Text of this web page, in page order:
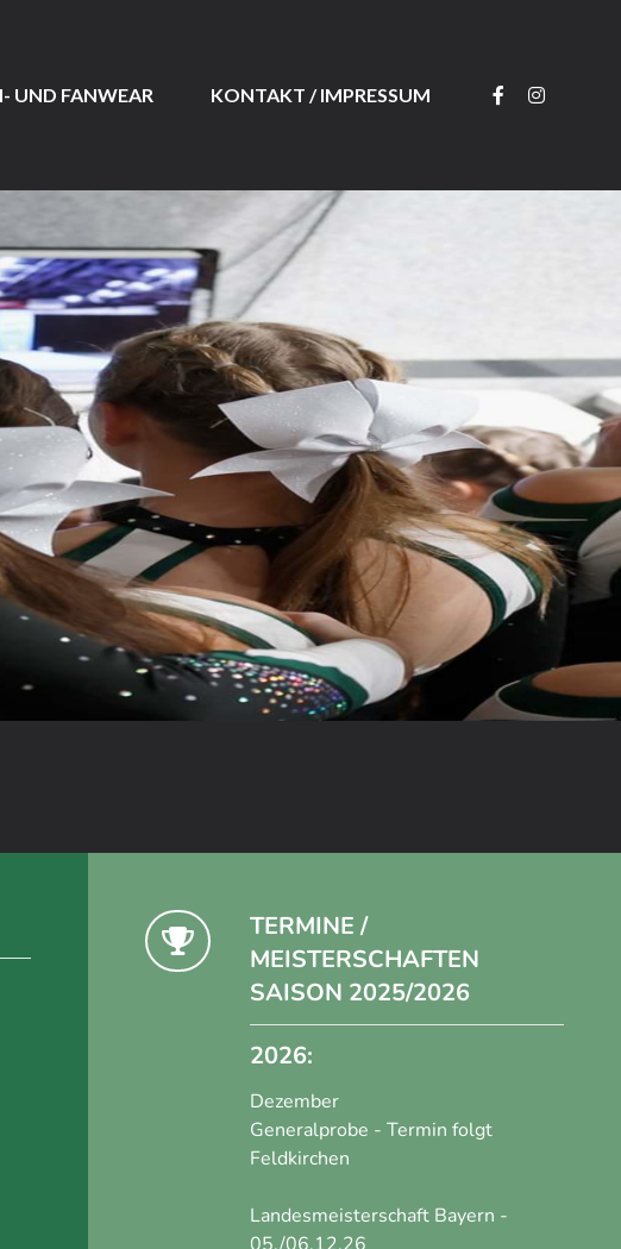
UND FANWEAR KONTAKT / IMPRESSUM
TERMINE /
MEISTERSCHAFTEN
SAISON 2025/2026
2026:
Dezember
Generalprobe - Termin folgt
Feldkirchen
Landesmeisterschaft Bayern -